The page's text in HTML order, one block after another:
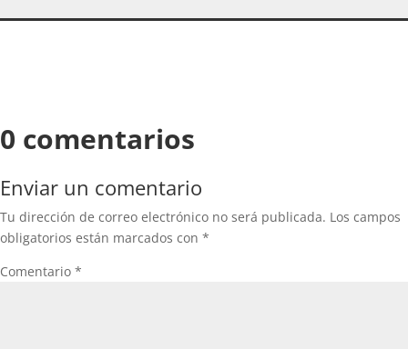
0 comentarios
Enviar un comentario
Tu dirección de correo electrónico no será publicada. Los campos
obligatorios están marcados con *
Comentario *